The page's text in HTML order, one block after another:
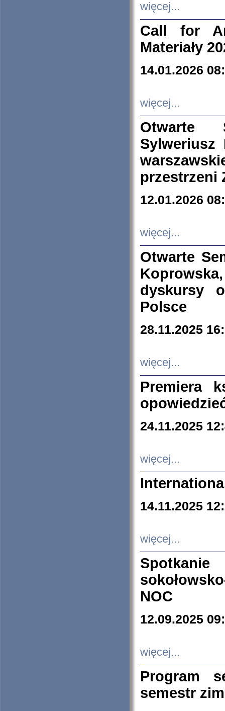
więcej...
Call for
Materiały
14.01.2026
więcej...
Otwarte
Sylweriusz
przestrzeni
12.01.2026
więcej...
Otwarte
dyskursy
Polsce
28.11.2025
więcej...
Premiera
24.11.2025
więcej...
14.11.2025
więcej...
NOC
12.09.2025
więcej...
Program
semestr